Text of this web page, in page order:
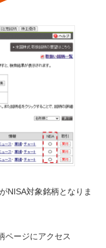
NISA対象銘柄となりま
ページにアクセス